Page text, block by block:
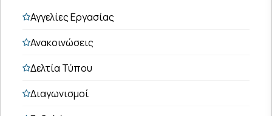
Αγγελίες Εργασίας
Ανακοινώσεις
Δελτία Τύπου
Διαγωνισμοί